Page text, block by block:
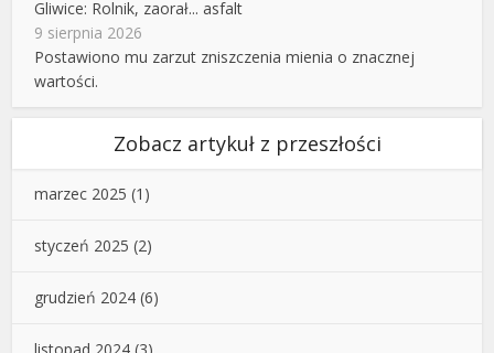
Gliwice: Rolnik, zaorał... asfalt
9 sierpnia 2026
Postawiono mu zarzut zniszczenia mienia o znacznej
wartości.
Zobacz artykuł z przeszłości
marzec 2025 (1)
styczeń 2025 (2)
grudzień 2024 (6)